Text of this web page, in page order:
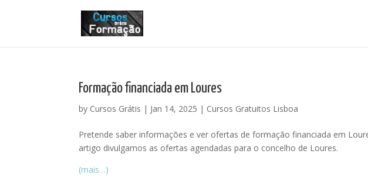
Formação financiada em Loures
by Cursos Grátis | Jan 14, 2025 | Cursos Gratuitos Lisboa
Pretende saber informações e ver ofertas de formação financiada em
artigo divulgamos as ofertas agendadas para o concelho de Loures.
(mais…)